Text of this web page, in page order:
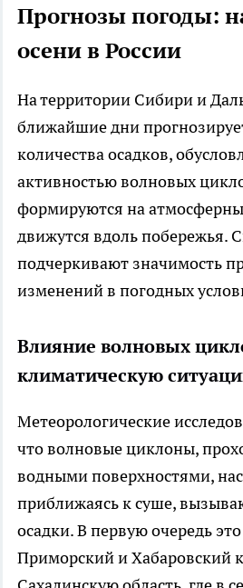
Прогнозы погоды:
осени в России
На территории Сибири и
ближайшие дни
количества осадков,
активностью волновых
формируются на
движутся вдоль побережья.
подчеркивают значимость
изменений в погодных
Влияние волновых
климатическую
Метеорологические
что волновые циклоны,
водными поверхностями,
приближаясь к суше,
осадки. В первую очередь
Приморский и Хабаровский